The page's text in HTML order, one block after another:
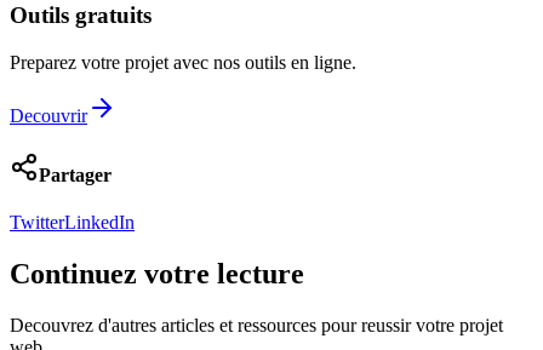
Outils gratuits
Preparez votre projet avec nos outils en ligne.
Decouvrir
Partager
TwitterLinkedIn
Continuez votre lecture
Decouvrez d'autres articles et ressources pour reussir votre projet